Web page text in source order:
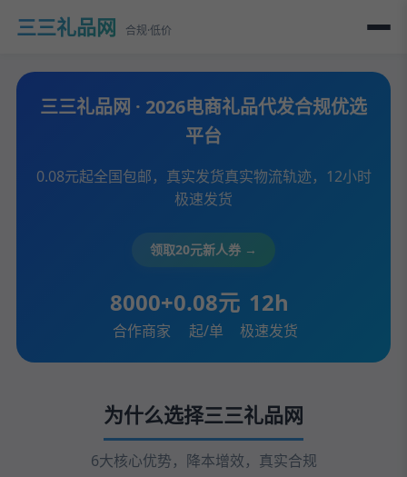
三三礼品网 合规·低价
三三礼品网 · 2026电商礼品代发合规优选
平台
0.08元起全国包邮，真实发货真实物流轨迹，12小时
极速发货
领取20元新人券 →
8000+
合作商家
0.08元
起/单
12h
极速发货
为什么选择三三礼品网
6大核心优势，降本增效，真实合规